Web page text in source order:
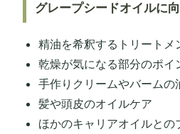
グレープシードオイルに
精油を希釈するトリートメ
乾燥が気になる部分のポイ
手作りクリームやバームの
髪や頭皮のオイルケア
ほかのキャリアオイルとの